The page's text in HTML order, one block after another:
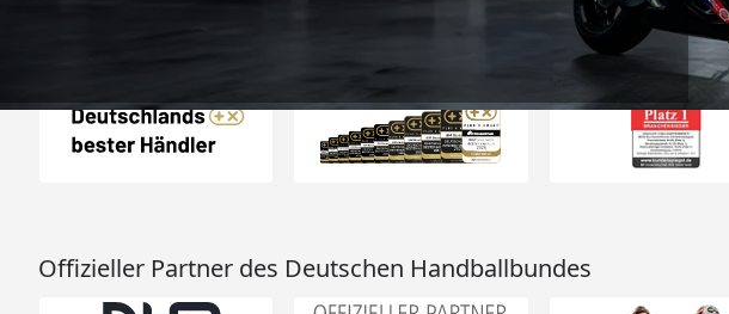
Offizieller Partner des Deutschen Handballbundes